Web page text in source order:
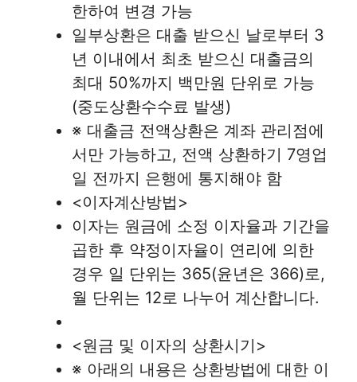
한하여 변경 가능
일부상환은 대출 받으신 날로부터 3
년 이내에서 최초 받으신 대출금의
최대 50%까지 백만원 단위로 가능
(중도상환수수료 발생)
※ 대출금 전액상환은 계좌 관리점에
서만 가능하고, 전액 상환하기 7영업
일 전까지 은행에 통지해야 함
<이자계산방법>
이자는 원금에 소정 이자율과 기간을
곱한 후 약정이자율이 연리에 의한
경우 일 단위는 365(윤년은 366)로,
월 단위는 12로 나누어 계산합니다.
<원금 및 이자의 상환시기>
※ 아래의 내용은 상환방법에 대한 이